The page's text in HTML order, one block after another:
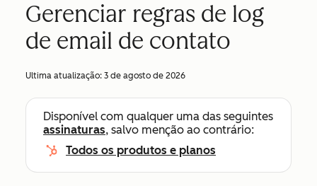
Gerenciar regras de log
de email de contato
Ultima atualização: 3 de agosto de 2026
Disponível com qualquer uma das seguintes
assinaturas, salvo menção ao contrário:
Todos os produtos e planos